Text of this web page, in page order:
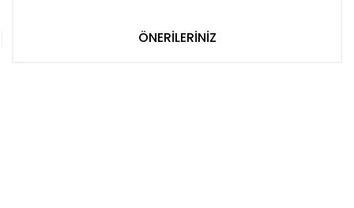
ÖNERİLERİNİZ